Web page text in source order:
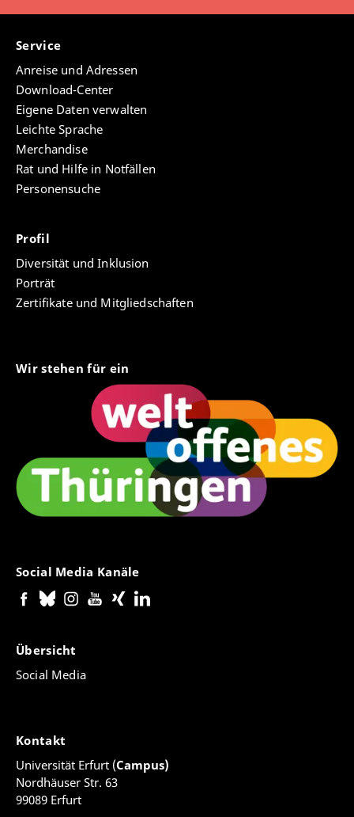
Service
Anreise und Adressen
Download-Center
Eigene Daten verwalten
Leichte Sprache
Merchandise
Rat und Hilfe in Notfällen
Personensuche
Profil
Diversität und Inklusion
Porträt
Zertifikate und Mitgliedschaften
Wir stehen für ein
Social Media Kanäle
Übersicht
Social Media
Kontakt
Universität Erfurt (Campus)
Nordhäuser Str. 63
99089 Erfurt